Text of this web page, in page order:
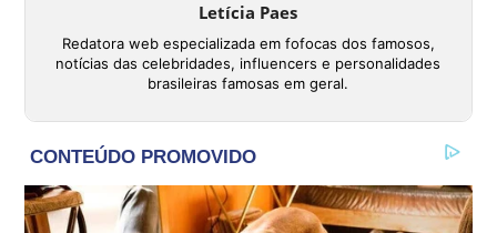
Letícia Paes
Redatora web especializada em fofocas dos famosos,
notícias das celebridades, influencers e personalidades
brasileiras famosas em geral.